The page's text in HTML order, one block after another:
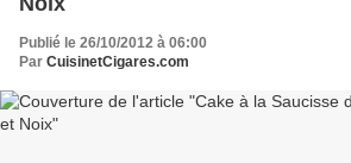
Publié le 26/10/2012 à 06:00
Par CuisinetCigares.com